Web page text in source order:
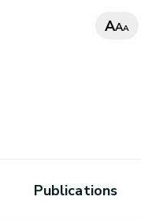
AAA
Publications